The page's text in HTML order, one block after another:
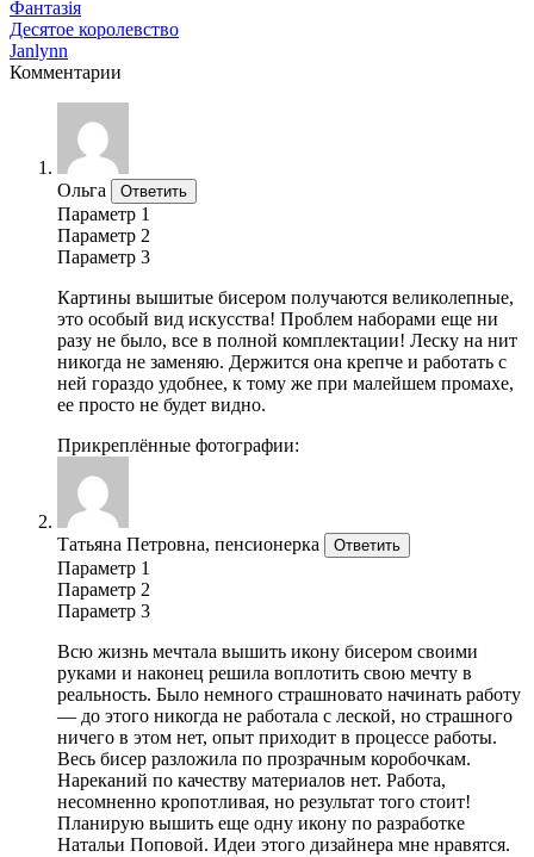
Фантазія
Десятое королевство
Janlynn
Комментарии
Ольга Ответить
Параметр 1
Параметр 2
Параметр 3
Картины вышитые бисером получаются великолепные,
это особый вид искусства! Проблем наборами еще ни
разу не было, все в полной комплектации! Леску на нит
никогда не заменяю. Держится она крепче и работать с
ней гораздо удобнее, к тому же при малейшем промахе,
ее просто не будет видно.
Прикреплённые фотографии:
Татьяна Петровна, пенсионерка Ответить
Параметр 1
Параметр 2
Параметр 3
Всю жизнь мечтала вышить икону бисером своими
руками и наконец решила воплотить свою мечту в
реальность. Было немного страшновато начинать работу
— до этого никогда не работала с леской, но страшного
ничего в этом нет, опыт приходит в процессе работы.
Весь бисер разложила по прозрачным коробочкам.
Нареканий по качеству материалов нет. Работа,
несомненно кропотливая, но результат того стоит!
Планирую вышить еще одну икону по разработке
Натальи Поповой. Идеи этого дизайнера мне нравятся.